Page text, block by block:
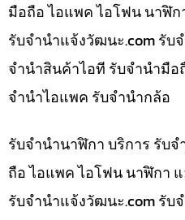
มือถือ ไอแพค ไอโฟน นาฬิ
รับจํานําแจ้งวัฒนะ.com รับ
จำนำสินค้าไอที รับจำนำมื
จำนำไอแพค รับจำนำกล้อ
รับจำนำนาฬิกา บริการ รับ
ถือ ไอแพค ไอโฟน นาฬิกา
รับจํานําแจ้งวัฒนะ.com รับ